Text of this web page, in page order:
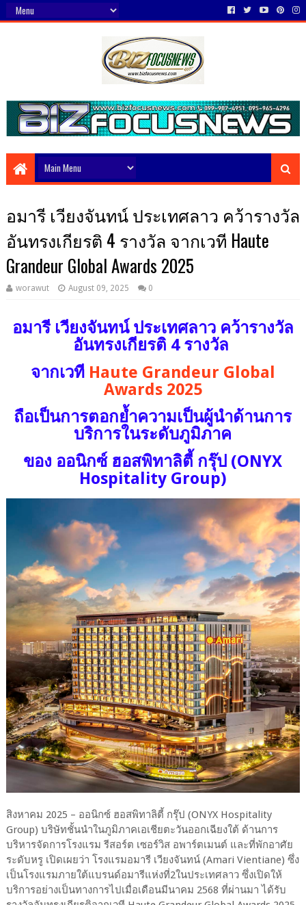
อมารี เวียงจันทน์ ประเทศลาว คว้ารางวัล
อันทรงเกียรติ 4 รางวัล จากเวที Haute
Grandeur Global Awards 2025
worawut August 09, 2025 0
อมารี เวียงจันทน์ ประเทศลาว คว้ารางวัล
อันทรงเกียรติ 4 รางวัล
จากเวที Haute Grandeur Global
Awards 2025
ถือเป็นการตอกย้ำความเป็นผู้นำด้านการ
บริการในระดับภูมิภาค
ของ ออนิกซ์ ฮอสพิทาลิตี้ กรุ๊ป (ONYX
Hospitality Group)
สิงหาคม 2025 – ออนิกซ์ ฮอสพิทาลิตี้ กรุ๊ป (ONYX Hospitality
Group) บริษัทชั้นนำในภูมิภาคเอเชียตะวันออกเฉียงใต้ ด้านการ
บริหารจัดการโรงแรม รีสอร์ต เซอร์วิส อพาร์ตเมนต์ และที่พักอาศัย
ระดับหรู เปิดเผยว่า โรงแรมอมารี เวียงจันทน์ (Amari Vientiane) ซึ่ง
เป็นโรงแรมภายใต้แบรนด์อมารีแห่งที่2ในประเทศลาว ซึ่งเปิดให้
บริการอย่างเป็นทางการไปเมื่อเดือนมีนาคม 2568 ที่ผ่านมา ได้รับ